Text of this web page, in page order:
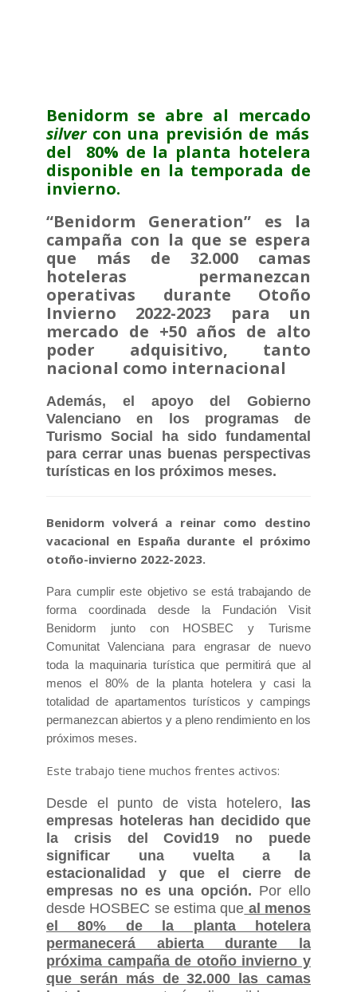
Benidorm se abre al mercado
silvercon una previsión de más
del 80% de la planta hotelera
disponible en la temporada de
invierno.
“Benidorm Generation” es la
campaña con la que se espera
que más de 32.000 camas
hoteleras permanezcan
operativas durante Otoño
Invierno 2022-2023 para un
mercado de +50 años de alto
poder adquisitivo, tanto
nacional como internacional
Además, el apoyo del Gobierno
Valenciano en los programas de
Turismo Social ha sido fundamental
para cerrar unas buenas perspectivas
turísticas en los próximos meses.
Benidorm volverá a reinar como destino
vacacional en España durante el próximo
otoño-invierno 2022-2023.
Para cumplir este objetivo se está trabajando de
forma coordinada desde la Fundación Visit
Benidorm junto con HOSBEC y Turisme
Comunitat Valenciana para engrasar de nuevo
toda la maquinaria turística que permitirá que al
menos el 80% de la planta hotelera y casi la
totalidad de apartamentos turísticos y campings
permanezcan abiertos y a pleno rendimiento en los
próximos meses.
Este trabajo tiene muchos frentes activos:
Desde el punto de vista hotelero,
las
empresas hoteleras han decidido que
la crisis del Covid19 no puede
significar una vuelta a la
estacionalidad y que el cierre de
empresas no es una opción. Por ello
desde HOSBEC se estima que al menos
el 80% de la planta hotelera
permanecerá abierta durante la
próxima campaña de otoño invierno y
que serán más de 32.000 las camas